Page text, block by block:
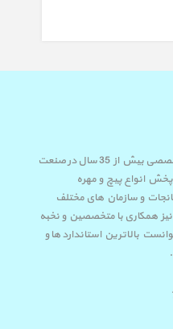
گروه صنعتی جهان پیچ صنعت دارای فعالیت تخصصی بیش از 35 سال در صنعت
پخش انواع پیچ و مهره
و سازمان های مختلف
همکاری با متخصصین و نخبه
بالاترین استاندارد ها و